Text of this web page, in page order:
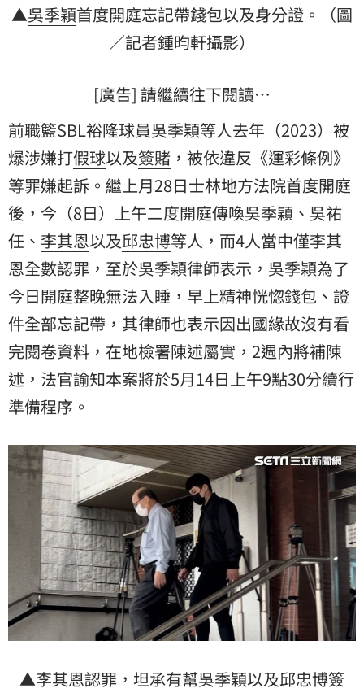
▲吳季穎首度開庭忘記帶錢包以及身分證。（圖
／記者鍾昀軒攝影）
[廣告] 請繼續往下閱讀…
前職籃SBL裕隆球員吳季穎等人去年（2023）被
爆涉嫌打假球以及簽賭 ，被依違反《運彩條例》
等罪嫌起訴。繼上月28日士林地方法院首度開庭
後，今（8日）上午二度開庭傳喚吳季穎、 吳祐
任 、 李其恩以及邱忠博等人，而4人當中僅李其
恩全數認罪，至於吳季穎律師表示，吳季穎為了
今日開庭整晚無法入睡，早上精神恍惚錢包、證
件全部忘記帶，其律師也表示因出國緣故沒有看
完閱卷資料，在地檢署陳述屬實，2週內將補陳
述，法官諭知本案將於5月14日上午9點30分續行
準備程序。
▲李其恩認罪，坦承有幫吳季穎以及邱忠博簽